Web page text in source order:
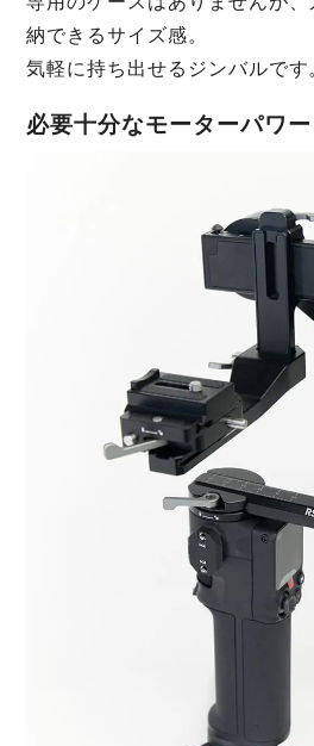
納できるサイズ感。
気軽に持ち出せるジンバルです
必要十分なモーターパワー